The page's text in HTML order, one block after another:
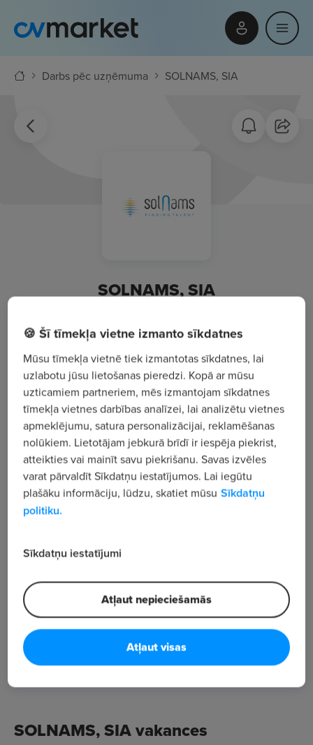
Darbs pēc uzņēmuma SOLNAMS, SIA
SOLNAMS, SIA
Anniņmuižas bulvāris 43 - 9A, Rīga
Apskatīt visus sludinājumus
Uzņēmuma apraksts
744
Skatījumu skaits
SOLNAMS, SIA vakances
🍪 Šī tīmekļa vietne izmanto sīkdatnes
Mūsu tīmekļa vietnē tiek izmantotas sīkdatnes, lai
uzlabotu jūsu lietošanas pieredzi. Kopā ar mūsu
uzticamiem partneriem, mēs izmantojam sīkdatnes
tīmekļa vietnes darbības analīzei, lai analizētu vietnes
apmeklējumu, satura personalizācijai, reklamēšanas
nolūkiem. Lietotājam jebkurā brīdī ir iespēja piekrist,
atteikties vai mainīt savu piekrišanu. Savas izvēles
varat pārvaldīt Sīkdatņu iestatījumos. Lai iegūtu
plašāku informāciju, lūdzu, skatiet mūsu Sīkdatņu
politiku.
Sīkdatņu iestatījumi
Atļaut nepieciešamās
Atļaut visas